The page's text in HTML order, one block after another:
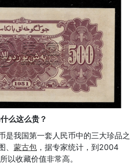
么这么贵？
是我国第一套人民币中的三大珍品之
蒙古包 ，据专家统计，到2004
以收藏价值非常高。